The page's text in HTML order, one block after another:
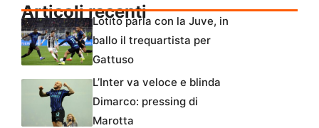
Articoli recentiLotito parla con la Juve, in
ballo il trequartista per
Gattuso
L’Inter va veloce e blinda
Dimarco: pressing di
Marotta